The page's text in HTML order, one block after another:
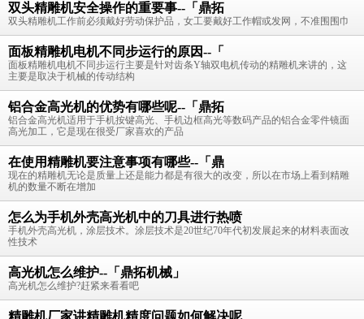
双头精雕机安全操作的重要事--「鼎拓
双头精雕机工作前必须戴好劳动保护品，女工要戴好工作帽或发网，不准围围巾
面板精雕机电机不同步运行的原因--「
面板精雕机电机不同步运行主要是针对齿条Y轴双电机传动的精雕机来讲的，这
主要是取决于机械的传动结构
铝合金高光机的优势有哪些呢--「鼎拓
铝合金高光机适用于手机按键高光、手机边框高光等数码产品的铝合金零件镜面
高光加工，它是现在很受厂家喜欢的产品
在使用精雕机要注意事项有哪些--「鼎
现在的精雕机无论是质量上还是能力都是有很大的改变，所以在市场上看到精雕
机的数量不断在增加
怎么为手机外壳高光机中的刀具进行热喷
手机外壳高光机，涂层技术。涂层技术是20世纪70年代初发展起来的材料表面改
性技术
高光机怎么维护--「鼎拓机械」
高光机怎么维护?赶紧来看看吧